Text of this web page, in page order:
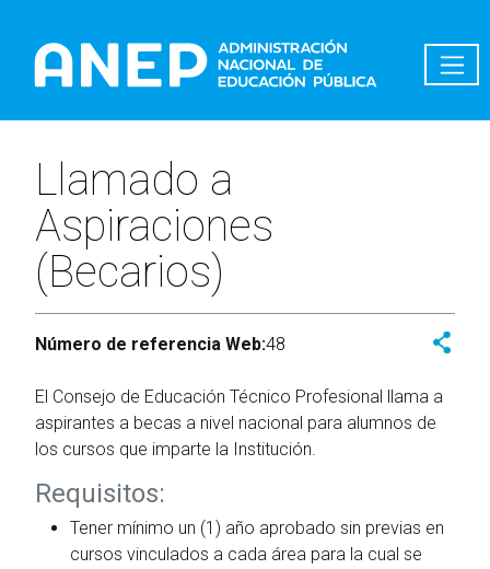
Llamado a
Aspiraciones
(Becarios)
Número de referencia Web:48
El Consejo de Educación Técnico Profesional llama a
aspirantes a becas a nivel nacional para alumnos de
los cursos que imparte la Institución.
Requisitos:
Tener mínimo un (1) año aprobado sin previas en
cursos vinculados a cada área para la cual se